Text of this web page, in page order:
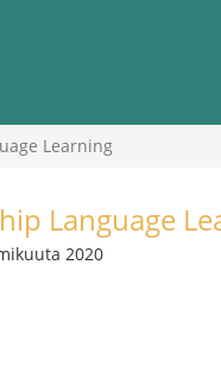
Learning
Language
2020